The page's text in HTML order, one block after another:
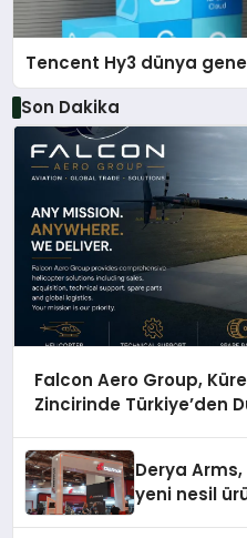
Tencent Hy3 dünya
Son Dakika
Falcon Aero Group,
Zincirinde Türkiye’den
Derya
yeni nesil